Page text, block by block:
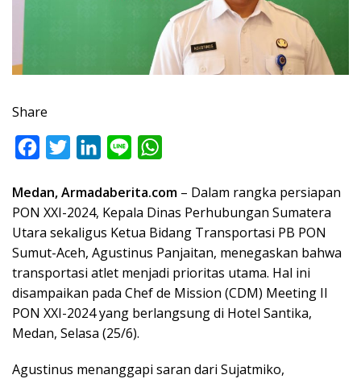
Share
c
e
b
o
o
k
i
t
t
e
r
n
k
e
d
I
n
n
e
a
t
s
A
p
p
Medan, Armadaberita.com – Dalam rangka persiapan
PON XXI-2024, Kepala Dinas Perhubungan Sumatera
Utara sekaligus Ketua Bidang Transportasi PB PON
Sumut-Aceh, Agustinus Panjaitan, menegaskan bahwa
transportasi atlet menjadi prioritas utama. Hal ini
disampaikan pada Chef de Mission (CDM) Meeting II
PON XXI-2024 yang berlangsung di Hotel Santika,
Medan, Selasa (25/6).
Agustinus menanggapi saran dari Sujatmiko,